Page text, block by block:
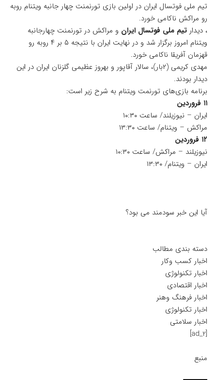
تیم ملی فوتسال ایران در اولین بازی تورنمنت چهار جانبه ویتنام روبه
رو مراکش ناکامی خورد.
، دیدار تیم ملی فوتسال ایران و مراکش در تورنمنت چهارجانبه
ویتنام امروز برگزار شد و در نهایت ایران با نتیجه ۵ بر ۴ روبه رو
قهزمان آفریقا ناکامی خورد.
مهدی کریمی (۲بار)، سالار آقاپور و بهروز عظیمی گلزنان ایران در این
دیدار بودند.
برنامه بازی‌های تورنمت ویتنام به شرح زیر است:
۱۱ فروردین
ایران – نیوزیلند/ ساعت ۱۰:۳۰
مراکش – ویتنام/ ساعت ۱۳:۳۰
۱۲ فروردین
نیوزیلند – مراکش/ ساعت ۱۰:۳۰
ایران – ویتنام/ ۱۳:۳۰
آیا این خبر سودمند می بود؟
دسته بندی مطالب
اخبار کسب وکار
اخبار تکنولوژی
اخبار اقتصادی
اخبار فرهنگ وهنر
اخبار تکنولوژی
اخبار سلامتی
[ad_2]
منبع